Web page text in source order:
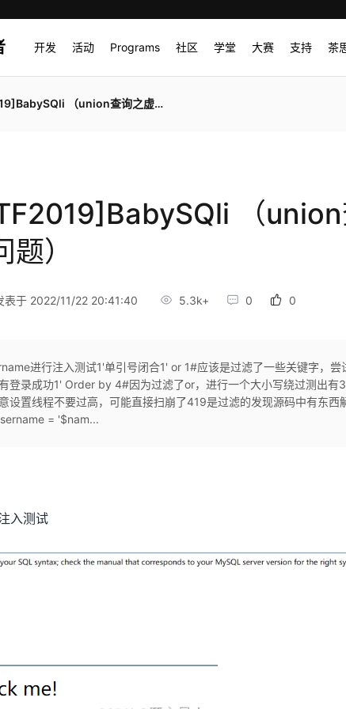
开发 活动 Programs 社区 学堂 大赛 支持 茶
（union查询之虚拟数据问题）
（
）
表于 2022/11/22 20:41:40 5.3k+ 0 0
进行注入测试1'单引号闭合1' or 1#应该是过滤了一些关键字，
登录成功1' Order by 4#因为过滤了or，进行一个大小写绕过测出有
设置线程不要过高，可能直接扫崩了419是过滤的发现源码中有东
= '$nam...
入测试